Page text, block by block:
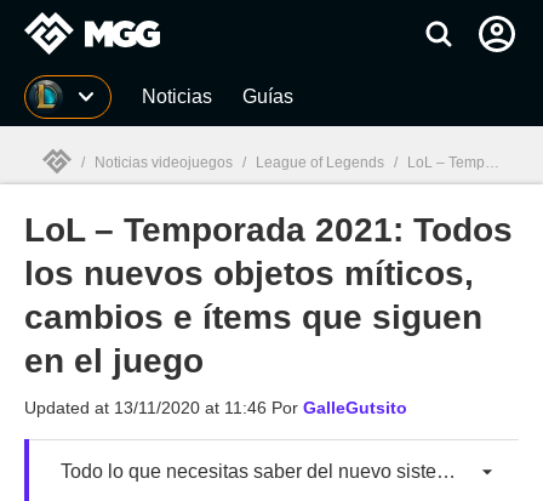
MGG Noticias Guías
MGG
/ Noticias videojuegos / League of Legends / LoL – Temporada 2021: Todos los nuevos objetos míticos, cambios e ítems que siguen en el juego
LoL – Temporada 2021: Todos
los nuevos objetos míticos,
cambios e ítems que siguen
en el juego
Updated at 13/11/2020 at 11:46 Por GalleGutsito
Todo lo que necesitas saber del nuevo sistema de ítems